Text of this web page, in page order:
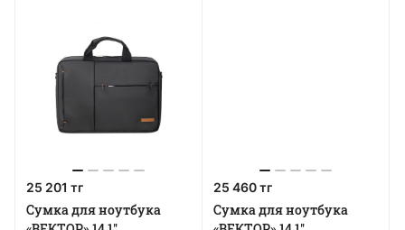
25 201 тг
Сумка для ноутбука
25 460 тг
Сумка для ноутбука